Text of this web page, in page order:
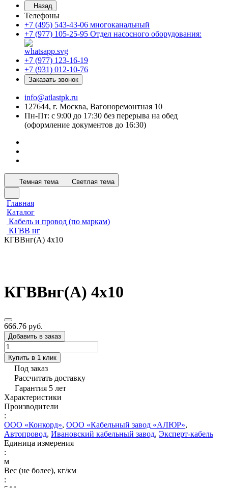
Назад
Телефоны
+7 (495) 543-43-06 многоканальный
+7 (977) 105-25-95 Отдел насосного оборудования:
+7 (977) 123-16-19
+7 (931) 012-10-76
Заказать звонок
info@atlastpk.ru
127644, г. Москва, Вагоноремонтная 10
Пн-Пт: с 9:00 до 17:30 без перерыва на обед
(оформление документов до 16:30)
Темная тема Светлая тема
Главная
Каталог
Кабель и провод (по маркам)
КГВВ нг
КГВВнг(А) 4х10
КГВВнг(А) 4х10
666.76 руб.
Добавить в заказ
Купить в 1 клик
Под заказ
Рассчитать доставку
Гарантия 5 лет
Характеристики
Производители
:
ООО «Конкорд», ООО «Кабельный завод «АЛЮР»,
Автопровод, Ивановский кабельный завод, Эксперт-кабель
Единица измерения
:
м
Вес (не более), кг/км
: